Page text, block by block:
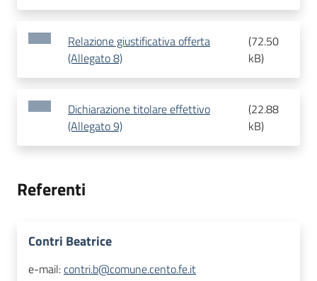
Relazione giustificativa offerta
(Allegato 8)
(72.50
kB)
Dichiarazione titolare effettivo
(Allegato 9)
(22.88
kB)
Referenti
Contri Beatrice
e-mail:contri.b@comune.cento.fe.it